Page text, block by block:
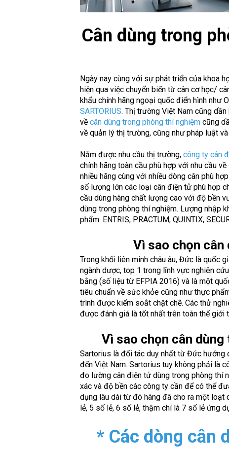
Cân dùng trong
Ngày nay cùng với sự phát triển của khoa
hiện qua việc chuyển biến từ cân cơ học/
khẩu chính hãng ngoại quốc điển hình như
SARTORIUS. Thị trường Việt Nam cũng
về cân dùng trong phòng thí nghiệmcũng
về quản lý thị trường, cũng như pháp luật
Nắm được nhu cầu thị trường, công ty cân
chính hãng toàn cầu phù hợp với nhu cầu
nhiều hãng cùng với nhiều dòng cân phù
số lượng lớn các loại cân điện tử phù hợp
cầu dùng hàng chất lượng cao với độ bền
dùng trong phòng thí nghiệm. Lượng nhập
phẩm: ENTRIS, PRACTUM, QUINTIX,
Vì sao chọn
Trong khối liên minh châu âu, Đức là quốc
ngành dược, top 1 trong lĩnh vực nghiên
bằng (số liệu từ EFPIA 2016) và là một
tiêu chuẩn về sức khỏe cũng như thực
trình được kiểm soắt chặt chẽ. Các thử
được đánh giá là tốt nhất trên toàn thế giới
Vì sao chọn cân
Sartorius là đối tác duy nhất từ Đức hướng
đến Việt Nam. Sartorius tuy không phải là
đo lường cân điện tử dùng trong phòng thí
xác và độ bền các công ty cần để có thể
dụng lâu dài từ đó hãng đã cho ra một loạt
lẻ, 5 số lẻ, 6 số lẻ, thậm chí là 7 số lẻ ứng
* Các dòng cân